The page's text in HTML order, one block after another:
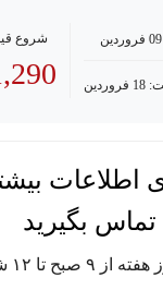
شروع
$
اطلاعات
تماس بگیرید
۹ صبح تا ۱۲ شب